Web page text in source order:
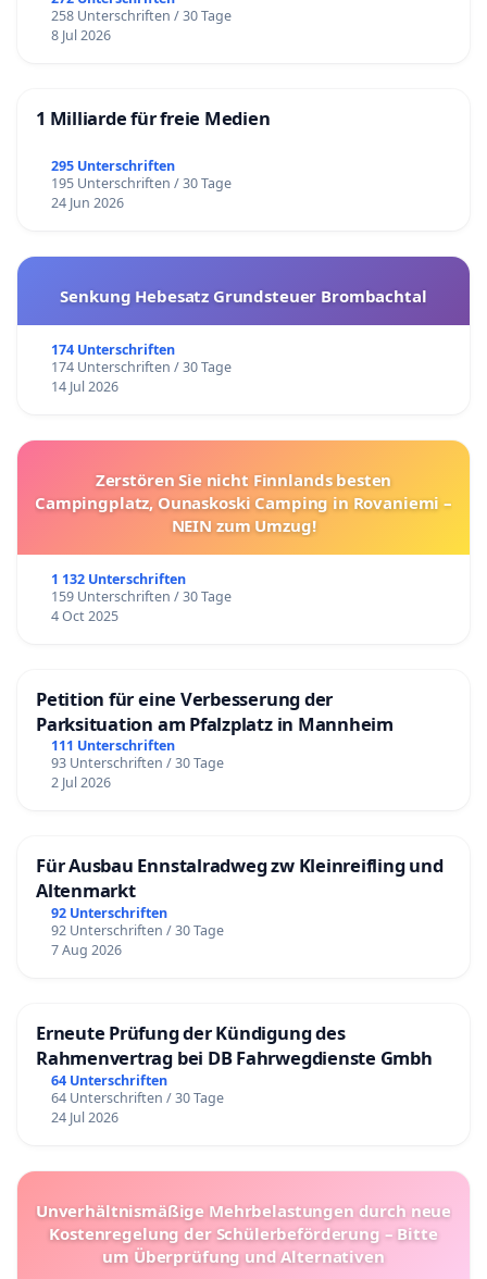
258 Unterschriften / 30 Tage
8 Jul 2026
1 Milliarde für freie Medien
295 Unterschriften
195 Unterschriften / 30 Tage
24 Jun 2026
Senkung Hebesatz Grundsteuer Brombachtal
174 Unterschriften
174 Unterschriften / 30 Tage
14 Jul 2026
Zerstören Sie nicht Finnlands besten
Campingplatz, Ounaskoski Camping in Rovaniemi –
NEIN zum Umzug!
1 132 Unterschriften
159 Unterschriften / 30 Tage
4 Oct 2025
Petition für eine Verbesserung der
Parksituation am Pfalzplatz in Mannheim
111 Unterschriften
93 Unterschriften / 30 Tage
2 Jul 2026
Für Ausbau Ennstalradweg zw Kleinreifling und
Altenmarkt
92 Unterschriften
92 Unterschriften / 30 Tage
7 Aug 2026
Erneute Prüfung der Kündigung des
Rahmenvertrag bei DB Fahrwegdienste Gmbh
64 Unterschriften
64 Unterschriften / 30 Tage
24 Jul 2026
Unverhältnismäßige Mehrbelastungen durch neue
Kostenregelung der Schülerbeförderung – Bitte
um Überprüfung und Alternativen